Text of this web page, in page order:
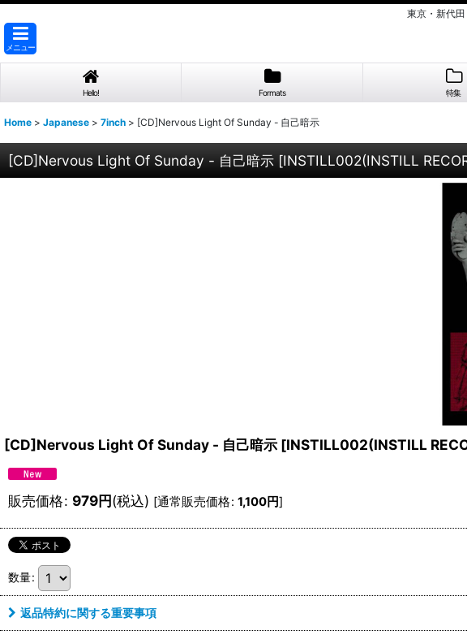
東京・新代田
メニュー
Hello! Formats 特集
Home > Japanese > 7inch > [CD]Nervous Light Of Sunday - 自己暗示
[CD]Nervous Light Of Sunday - 自己暗示 [INSTILL002(INSTILL
[CD]Nervous Light Of Sunday - 自己暗示 [INSTILL002(INSTILL
販売価格: 979円(税込) [通常販売価格: 1,100円]
数量:
返品特約に関する重要事項